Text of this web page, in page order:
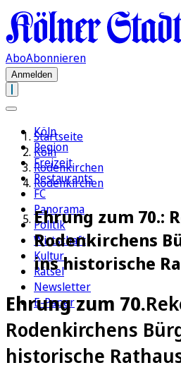
AboAbonnieren
Anmelden
Köln
Region
Freizeit
Restaurants
FC
Panorama
Politik
Wirtschaft
Kultur
Rätsel
Newsletter
E-Paper
Startseite
Köln
Rodenkirchen
Rodenkirchen
Ehrung zum 70.:
Rodenkirchens
ins historische
Ehrung zum 70.
Rodenkirchens
historische